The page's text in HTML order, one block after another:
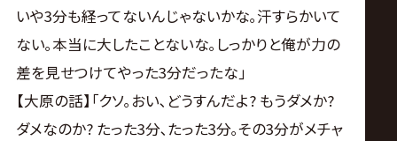
いや3分も経ってないんじゃないかな｡汗すらかいて
ない｡本当に大したことないな｡しっかりと俺が力の
差を見せつけてやった3分だったな｣
【大原の話】｢クソ｡おい､どうすんだよ? もうダメか?
ダメなのか? たった3分､たった3分｡その3分がメチャ